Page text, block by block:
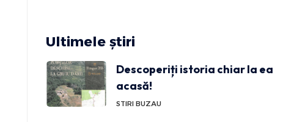
Ultimele știri
Descoperiți istoria chiar la ea
acasă!
STIRI BUZAU